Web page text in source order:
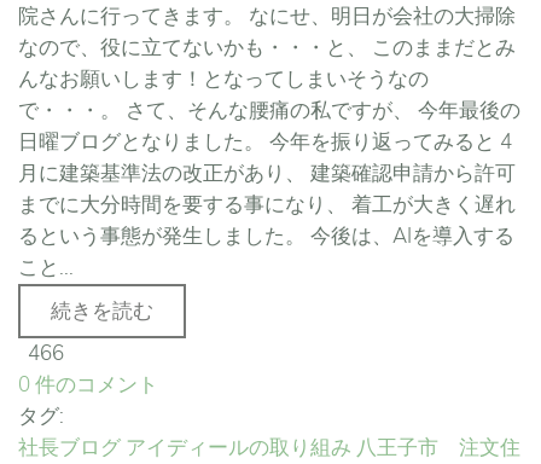
院さんに行ってきます。 なにせ、明日が会社の大掃除
なので、役に立てないかも・・・と、 このままだとみ
んなお願いします！となってしまいそうなの
で・・・。 さて、そんな腰痛の私ですが、 今年最後の
日曜ブログとなりました。 今年を振り返ってみると 4
月に建築基準法の改正があり、 建築確認申請から許可
までに大分時間を要する事になり、 着工が大きく遅れ
るという事態が発生しました。 今後は、AIを導入する
こと...
続きを読む
466
0 件のコメント
タグ:
社長ブログ アイディールの取り組み 八王子市 注文住